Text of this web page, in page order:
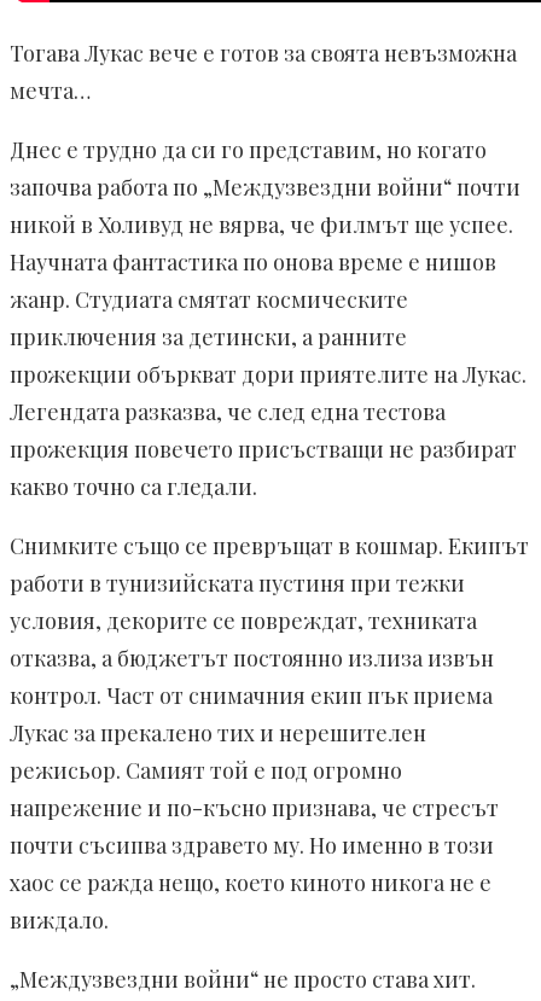
Тогава Лукас вече е готов за своята невъзможна
мечта…
Днес е трудно да си го представим, но когато
започва работа по „Междузвездни войни“ почти
никой в Холивуд не вярва, че филмът ще успее.
Научната фантастика по онова време е нишов
жанр. Студиата смятат космическите
приключения за детински, а ранните
прожекции объркват дори приятелите на Лукас.
Легендата разказва, че след една тестова
прожекция повечето присъстващи не разбират
какво точно са гледали.
Снимките също се превръщат в кошмар. Екипът
работи в тунизийската пустиня при тежки
условия, декорите се повреждат, техниката
отказва, а бюджетът постоянно излиза извън
контрол. Част от снимачния екип пък приема
Лукас за прекалено тих и нерешителен
режисьор. Самият той е под огромно
напрежение и по-късно признава, че стресът
почти съсипва здравето му. Но именно в този
хаос се ражда нещо, което киното никога не е
виждало.
„Междузвездни войни“ не просто става хит.